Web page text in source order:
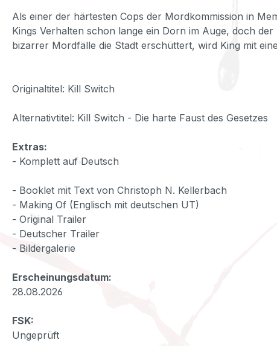
Als einer der härtesten Cops der Mordkommission in
Kings Verhalten schon lange ein Dorn im Auge, doch
bizarrer Mordfälle die Stadt erschüttert, wird King mit
Originaltitel: Kill Switch
Alternativtitel: Kill Switch - Die harte Faust des Gesetzes
Extras:
- Komplett auf Deutsch
- Booklet mit Text von Christoph N. Kellerbach
- Making Of (Englisch mit deutschen UT)
- Original Trailer
- Deutscher Trailer
- Bildergalerie
Erscheinungsdatum:
28.08.2026
FSK:
Ungeprüft